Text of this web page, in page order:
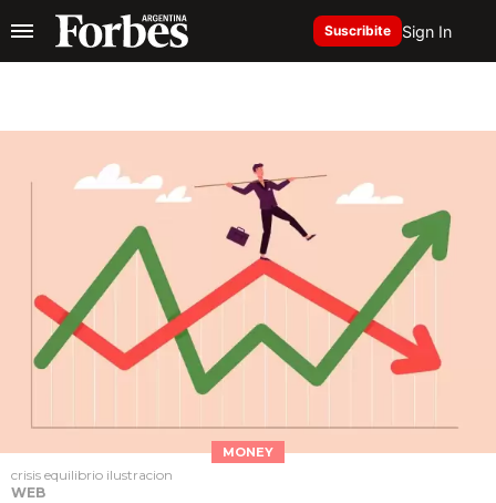
Suscribite Sign In
MONEY
crisis equilibrio ilustracion
WEB